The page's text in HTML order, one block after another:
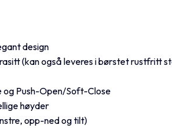
design
(kan også leveres i børstet rustfritt
og Push-Open/Soft-Close
høyder
opp-ned og tilt)